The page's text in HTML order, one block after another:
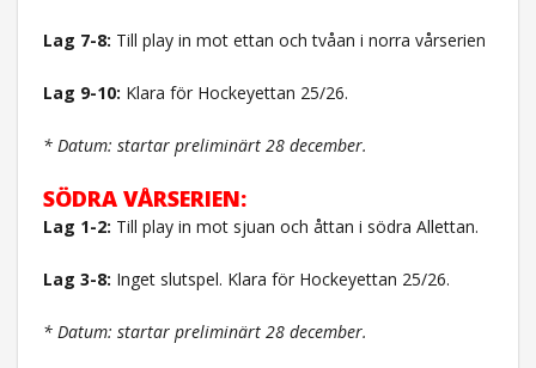
Lag 7-8: Till play in mot ettan och tvåan i norra vårserien
Lag 9-10: Klara för Hockeyettan 25/26.
* Datum: startar preliminärt 28 december.
SÖDRA VÅRSERIEN:
Lag 1-2: Till play in mot sjuan och åttan i södra Allettan.
Lag 3-8: Inget slutspel. Klara för Hockeyettan 25/26.
* Datum: startar preliminärt 28 december.